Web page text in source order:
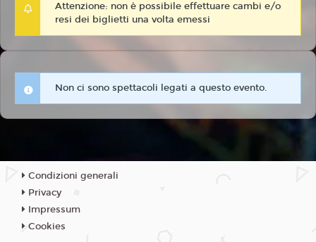
Attenzione: non è possibile effettuare cambi e/o
resi dei biglietti una volta emessi
Non ci sono spettacoli legati a questo evento.
Condizioni generali
Privacy
Impressum
Cookies